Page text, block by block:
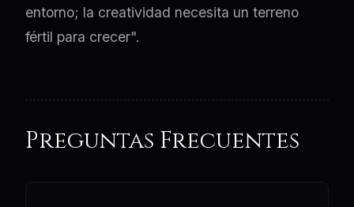
entorno; la creatividad necesita un terreno
fértil para crecer".
Preguntas Frecuentes